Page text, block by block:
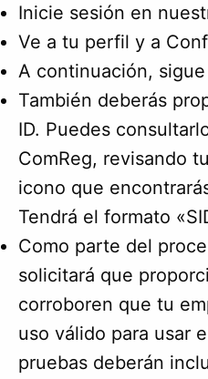
Inicie sesión en
Ve a tu perfil y a
A continuación,
También deberás
ID. Puedes
ComReg, revisando
icono que
Tendrá el formato
Como parte del
solicitará que
corroboren que tu
uso válido para usar
pruebas deberán